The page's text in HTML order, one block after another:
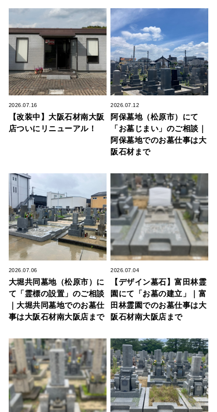
2026.07.16
【改装中】大阪石材南大阪
店ついにリニューアル！
2026.07.12
阿保墓地（松原市）にて
「お墓じまい」のご相談｜
阿保墓地でのお墓仕事は大
阪石材まで
2026.07.06
大堀共同墓地（松原市）に
て「霊標の設置」のご相談
｜大堀共同墓地でのお墓仕
事は大阪石材南大阪店まで
2026.07.04
【デザイン墓石】富田林霊
園にて「お墓の建立」｜富
田林霊園でのお墓仕事は大
阪石材南大阪店まで